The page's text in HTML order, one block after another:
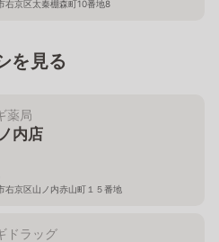
右京区太秦棚森町10番地8
を見る
薬局
内店
右京区山ノ内赤山町１５番地
ドラッグ